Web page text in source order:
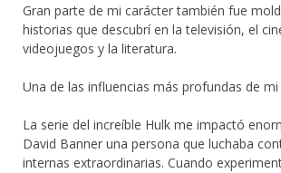
Gran parte de mi carácter también fue
historias que descubrí en la televisión, el
videojuegos y la literatura.
Una de las influencias más profundas de
La serie del increíble Hulk me impactó
David Banner una persona que luchaba
internas extraordinarias. Cuando